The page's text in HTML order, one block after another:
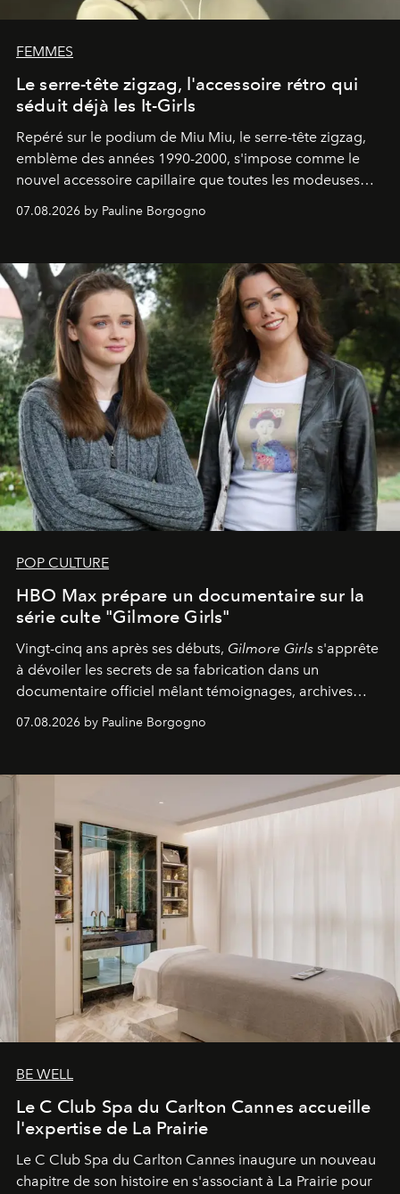
FEMMES
Le serre-tête zigzag, l'accessoire rétro qui
séduit déjà les It-Girls
Repéré sur le podium de Miu Miu, le serre-tête zigzag,
emblème des années 1990-2000, s'impose comme le
nouvel accessoire capillaire que toutes les modeuses
07.08.2026 by Pauline Borgogno
POP CULTURE
HBO Max prépare un documentaire sur la
série culte "Gilmore Girls"
Vingt-cinq ans après ses débuts, Gilmore Girls s'apprête
à dévoiler les secrets de sa fabrication dans un
documentaire officiel mêlant témoignages, archives
générationnel.
07.08.2026 by Pauline Borgogno
BE WELL
Le C Club Spa du Carlton Cannes accueille
l'expertise de La Prairie
Le C Club Spa du Carlton Cannes inaugure un nouveau
chapitre de son histoire en s'associant à La Prairie pour